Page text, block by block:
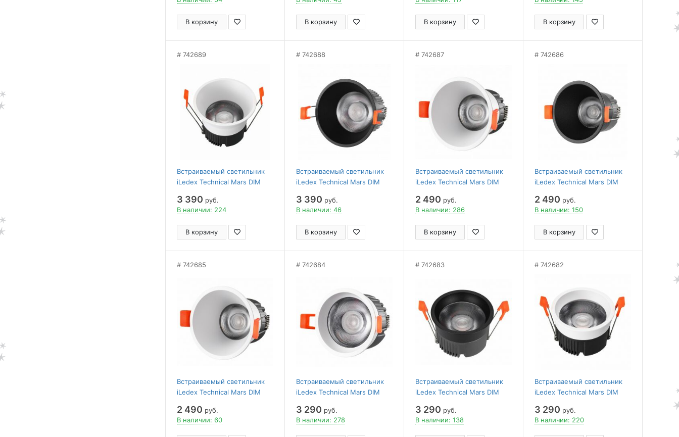
В корзину В корзину В корзину В корзину
742689
Встраиваемый светильник
iLedex Technical Mars DIM
WH
3 390 руб.
В наличии: 224
В корзину
742688
Встраиваемый светильник
iLedex Technical Mars DIM
BK
3 390 руб.
В наличии: 46
В корзину
742687
Встраиваемый светильник
iLedex Technical Mars DIM
2 490 руб.
В наличии: 286
В корзину
742686
Встраиваемый светильник
iLedex Technical Mars DIM
2 490 руб.
В наличии: 150
В корзину
742685
Встраиваемый светильник
iLedex Technical Mars DIM
2 490 руб.
В наличии: 60
742684
Встраиваемый светильник
iLedex Technical Mars DIM
WH
3 290 руб.
В наличии: 278
742683
Встраиваемый светильник
iLedex Technical Mars DIM
3 290 руб.
В наличии: 138
742682
Встраиваемый светильник
iLedex Technical Mars DIM
WH
3 290 руб.
В наличии: 220